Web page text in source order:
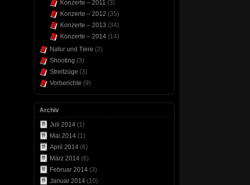
Konzerte – 2011 (3)
Konzerte – 2012 (35)
Konzerte – 2013 (34)
Konzerte – 2014 (14)
Natur und Tiere (2)
Shooting (3)
Streifzüge (3)
Vorberichte (9)
Archiv
Juli 2014 (1)
Mai 2014 (1)
April 2014 (6)
März 2014 (6)
Februar 2014 (3)
Januar 2014 (10)